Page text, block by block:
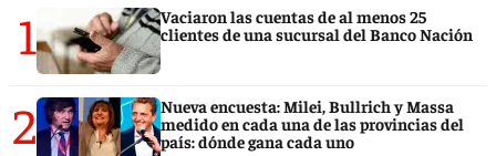
1
Vaciaron las cuentas de al menos 25
clientes de una sucursal del Banco Nación
2
Nueva encuesta: Milei, Bullrich y Massa
medido en cada una de las provincias del
país: dónde gana cada uno